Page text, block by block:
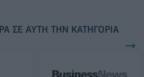
ΣΕ ΑΥΤΉ ΤΗΝ ΚΑΤΗΓΟΡΊΑ